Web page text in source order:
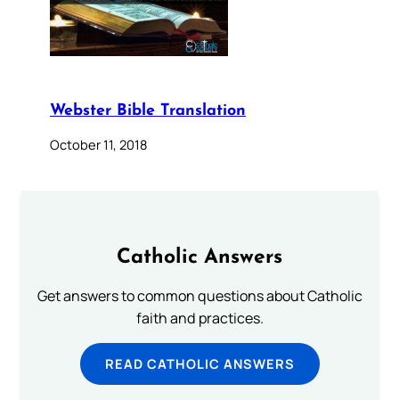
Webster Bible Translation
October 11, 2018
Catholic Answers
Get answers to common questions about Catholic
faith and practices.
READ CATHOLIC ANSWERS